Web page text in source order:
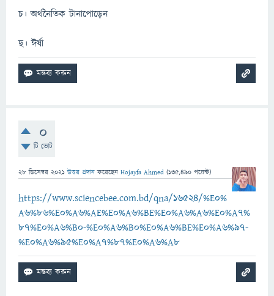
চ। অর্থনৈতিক টানাপোড়েন
ছ। ঈর্ষা
0
টি ভোট
28 ডিসেম্বর 2021 উত্তর প্রদান করেছেন Hojayfa Ahmed (135,490 পয়েন্ট)
https://www.sciencebee.com.bd/qna/16524/%E0%
A6%86%E0%A6%AE%E0%A6%BE%E0%A6%A6%E0%A7%
87%E0%A6%B0-%E0%A6%B0%E0%A6%BE%E0%A6%97-
%E0%A6%95%E0%A7%87%E0%A6%A8